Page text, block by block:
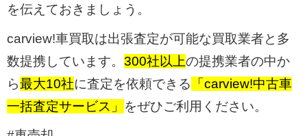
を伝えておきましょう。
carview!車買取は出張査定が可能な買取業者と多
数提携しています。 300社以上の提携業者の中か
ら最大10社に査定を依頼できる 「carview!中古車
一括査定サービス」
をぜひご利用ください。